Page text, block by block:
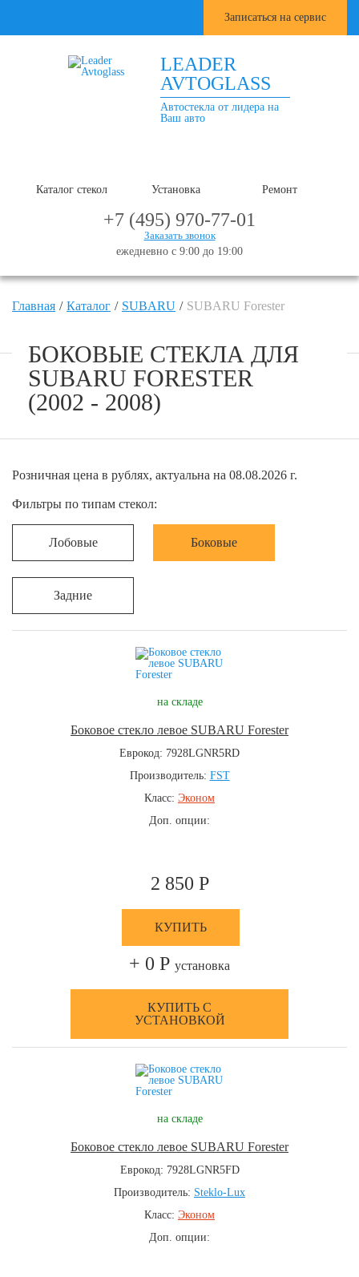
Записаться на сервис
LEADER
AVTOGLASS
Автостекла от лидера на
Ваш авто
Каталог стекол Установка Ремонт
+7 (495) 970-77-01
Заказать звонок
ежедневно с 9:00 до 19:00
Главная Каталог SUBARU SUBARU Forester
БОКОВЫЕ СТЕКЛА ДЛЯ
SUBARU FORESTER
(2002 - 2008)
Розничная цена в рублях, актуальна на 08.08.2026 г.
Фильтры по типам стекол:
Лобовые Боковые
Задние
на складе
Боковое стекло левое SUBARU Forester
Еврокод: 7928LGNR5RD
Производитель: FST
Класс: Эконом
Доп. опции:
2 850 Р
КУПИТЬ
+ 0 Р установка
КУПИТЬ С
УСТАНОВКОЙ
на складе
Боковое стекло левое SUBARU Forester
Еврокод: 7928LGNR5FD
Производитель: Steklo-Lux
Класс: Эконом
Доп. опции: